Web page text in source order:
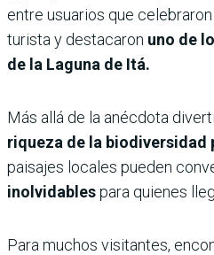
entre usuarios que
turista y destacaron uno de
de la Laguna de Itá.
Más allá de la anécdota
riqueza de la biodiversidad
paisajes locales pueden
inolvidablespara quienes
Para muchos visitantes,